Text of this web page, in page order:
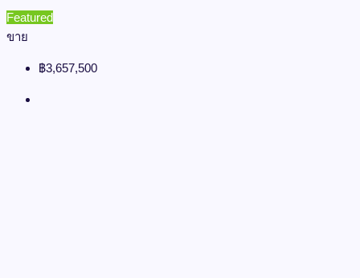
Featured
ขาย
฿3,657,500